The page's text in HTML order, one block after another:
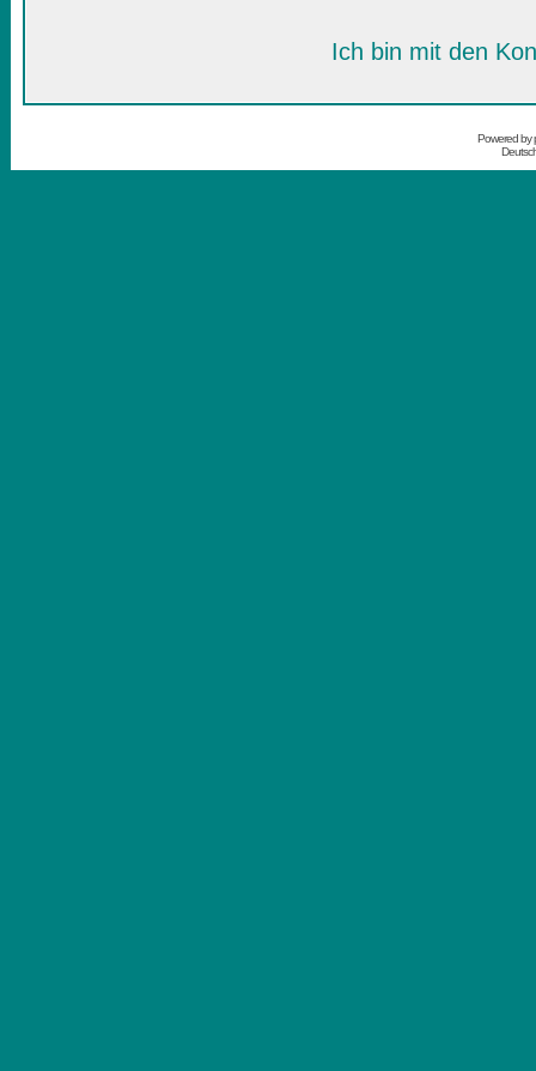
Ich bin mit den
Powered by